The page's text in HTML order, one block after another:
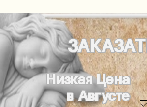
Низкая Цена
в Августе